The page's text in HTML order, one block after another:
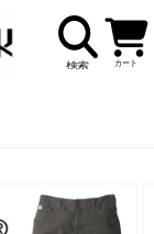
ー
ト